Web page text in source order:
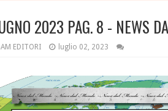
2023 PAG. 8 - NEWS
EDITORI luglio 02, 2023